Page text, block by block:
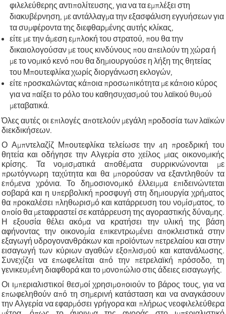
φιλελεύθερης αντιπολίτευσης, για να τα εμπλέξει στη
διακυβέρνηση, με αντάλλαγμα την εξασφάλιση εγγυήσεων για
τα συμφέροντα της διεφθαρμένης αυτής κλίκας,
είτε με την άμεση εμπλοκή του στρατού, που θα την
δικαιολογούσαν με τους κινδύνους που απειλούν τη χώρα ή
με το νομικό κενό που θα δημιουργούσε η λήξη της θητείας
του Μπουτεφλίκα χωρίς διοργάνωση εκλογών,
είτε προσκαλώντας κάποια προσωπικότητα με κάποιο κύρος
για να παίξει το ρόλο του καθησυχασμού του λαϊκού θυμού
μεταβατικά.
Όλες αυτές οι επιλογές αποτελούν μεγάλη προδοσία των λαϊκών
διεκδικήσεων.
Ο Αμπντελαζίζ Μπουτεφλίκα τελείωσε την 4η προεδρική του
θητεία και οδήγησε την Αλγερία στο χείλος μιας οικονομικής
κρίσης. Τα νομισματικά αποθέματα συρρικνώνονται με
πρωτόγνωρη ταχύτητα και θα μπορούσαν να εξαντληθούν τα
επόμενα χρόνια. Το δημοσιονομικό έλλειμμα επιδεινώντεται
σοβαρά και η υπερβολική προσφυγή στη δημιουργία χρήματος
θα προκαλέσει πληθωρισμό και κατάρρευση του νομίσματος, το
οποίο θα μεταφραστεί σε κατάρρευση της αγοραστικής δύναμης.
Η εξουσία θέλει ακόμα να κρατήσει την υλική της βάση
αφήνοντας την οικονομία επικεντρωμένει αποκλειστικά στην
εξαγωγή υδρογονανθράκων και προϊόντων πετρελαίου και στην
εισαγωγή των κύριων αγαθών εξοπλισμού και κατανάλωσης.
Συνεχίζει να επωφελείται από την πετρελαϊκή πρόσοδο, τη
γενικευμένη διαφθορά και το μονοπώλιο στις άδειες εισαγωγής.
Οι ιμπεριαλιστικοί θεσμοί χρησιμοποιούν το βάρος τους, για να
επωφεληθούν από τη σημερινή κατάσταση και να αναγκάσουν
την Αλγερία να εφαρμόσει γρήγορα και πλήρως νεοφιλελεύθερα